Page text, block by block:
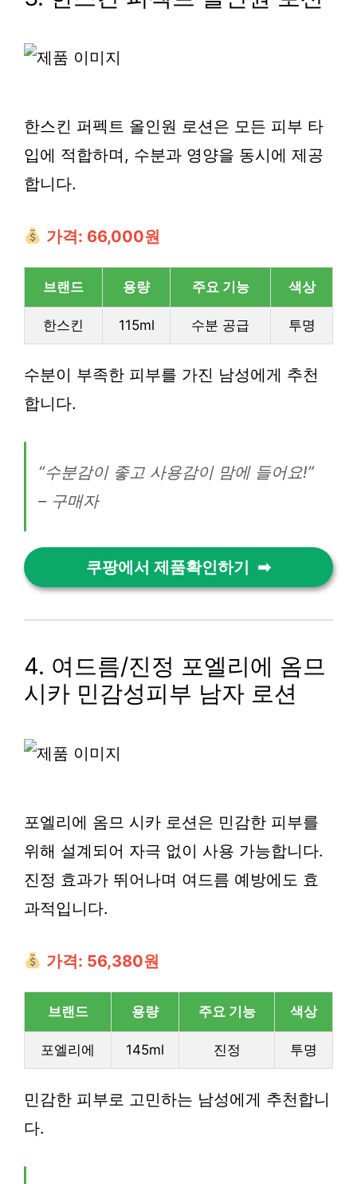
한스킨 퍼펙트 올인원 로션은 모든 피부 타
입에 적합하며, 수분과 영양을 동시에 제공
합니다.
가격: 66,000원
브랜드 용량 주요 기능 색상
한스킨 115ml 수분 공급 투명
수분이 부족한 피부를 가진 남성에게 추천
합니다.
“수분감이 좋고 사용감이 맘에 들어요!”
– 구매자
쿠팡에서 제품확인하기
4. 여드름/진정 포엘리에 옴므
시카 민감성피부 남자 로션
포엘리에 옴므 시카 로션은 민감한 피부를
위해 설계되어 자극 없이 사용 가능합니다.
진정 효과가 뛰어나며 여드름 예방에도 효
과적입니다.
가격: 56,380원
브랜드 용량 주요 기능 색상
포엘리에 145ml 진정 투명
민감한 피부로 고민하는 남성에게 추천합니
다.